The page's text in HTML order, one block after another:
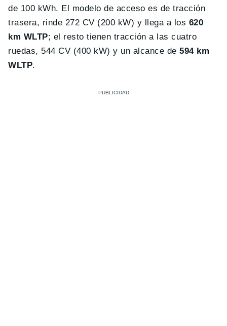
de 100 kWh. El modelo de acceso es de tracción
trasera, rinde 272 CV (200 kW) y llega a los 620
km WLTP; el resto tienen tracción a las cuatro
ruedas, 544 CV (400 kW) y un alcance de 594 km
WLTP.